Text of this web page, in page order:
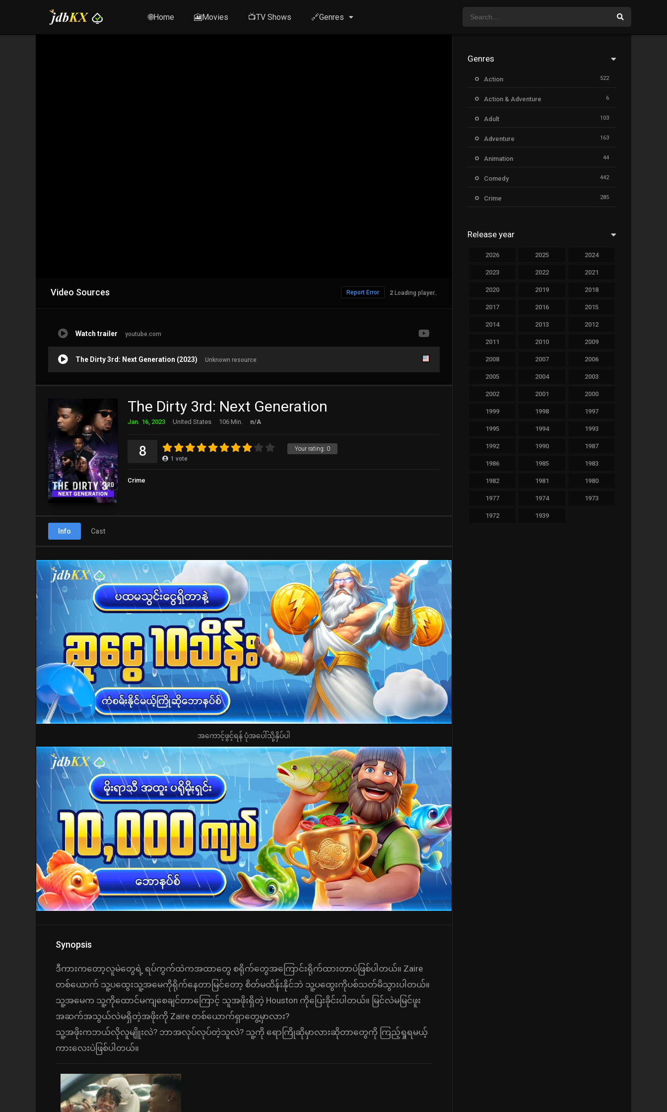
🌐Home 🎦Movies 📺TV Shows 🔗Genres
Video Sources Loading player..
Report Error
Watch trailer youtube.com
The Dirty 3rd: Next Generation (2023) Unknown resource
The Dirty 3rd: Next Generation
Jan. 16, 2023 United States 106 Min. n/A
Your rating: 0
8 1 vote
Crime
Info Cast
အကောင့်ဖွင့်ရန် ပုံအပေါ်သို့နှိပ်ပါ
Synopsis
ဒီကားကတော့လူမဲတွေရဲ့ ရပ်ကွက်ထဲကအထာတွေ စရိုက်တွေအကြောင်းရိုက်ထားတာပဲဖြစ်ပါတယ်။ Zaire
တစ်ယောက် သူ့ပထွေးသူ့အမေကိုရိုက်နေတာမြင်တော့ စိတ်မထိန်းနိုင်ဘဲ သူ့ပထွေးကိုပစ်သတ်မိသွားပါတယ်။
သူ့အမေက သူ့ကိုထောင်မကျစေချင်တာကြောင့် သူအဖိုးရှိတဲ့ Houston ကိုပြေးခိုင်းပါတယ်။ မြင်လဲမမြင်ဖူး
အဆက်အသွယ်လဲမရှိတဲ့အဖိုးကို Zaire တစ်ယောက်ရှာတွေ့မှာလား?
သူ့အဖိုးကဘယ်လိုလူမျိူးလဲ? ဘာအလုပ်လုပ်တဲ့သူလဲ? သူ့ကို ရောကြိုဆိုမှာလားဆိုတာတွေကို ကြည့်ရှုရမယ့်
ကားလေးပဲဖြစ်ပါတယ်။
Genres
Action 522
Action & Adventure 6
Adult 103
Adventure 163
Animation 44
Comedy 442
Crime 285
Drama
Family
Mystery
Romance
Sci-Fi & Fantasy
War
Western
Release year
2026 2025 2024
2023 2022 2021
2020 2019 2018
2017 2016 2015
2014 2013 2012
2011 2010 2009
2008 2007 2006
2005 2004 2003
2002 2001 2000
1999 1998 1997
1995 1994 1993
1992 1990 1987
1986 1985 1983
1982 1981 1980
1977 1974 1973
1972 1939